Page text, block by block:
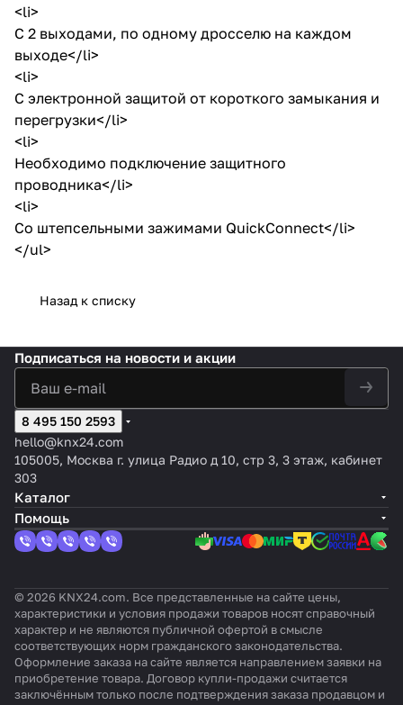
<li>
С 2 выходами, по одному дросселю на каждом
выходе</li>
<li>
С электронной защитой от короткого замыкания и
перегрузки</li>
<li>
Необходимо подключение защитного
проводника</li>
<li>
Со штепсельными зажимами QuickConnect</li>
</ul>
Назад к списку
Подписаться на новости и акции
8 495 150 2593
hello@knx24.com
105005, Москва г. улица Радио д 10, стр 3, 3 этаж, кабинет
303
Каталог
Помощь
© 2026 KNX24.com. Все представленные на сайте цены,
характеристики и условия продажи товаров носят справочный
характер и не являются публичной офертой в смысле
соответствующих норм гражданского законодательства.
Оформление заказа на сайте является направлением заявки на
приобретение товара. Договор купли-продажи считается
заключённым только после подтверждения заказа продавцом и